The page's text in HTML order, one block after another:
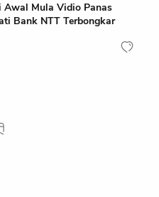
Awal Mula Vidio Panas
Bank NTT Terbongkar